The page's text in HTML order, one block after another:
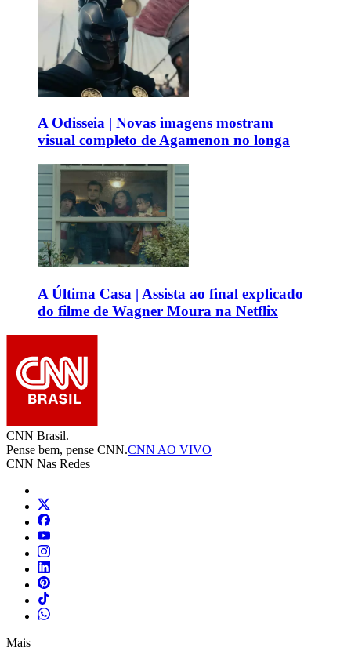
A Odisseia | Novas imagens mostram
visual completo de Agamenon no longa
A Última Casa | Assista ao final explicado
do filme de Wagner Moura na Netflix
CNN Brasil.
Pense bem, pense CNN.CNN AO VIVO
CNN Nas Redes
Mais